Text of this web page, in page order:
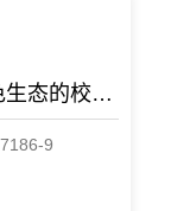
贯通：走向绿色生态的校本路径
9